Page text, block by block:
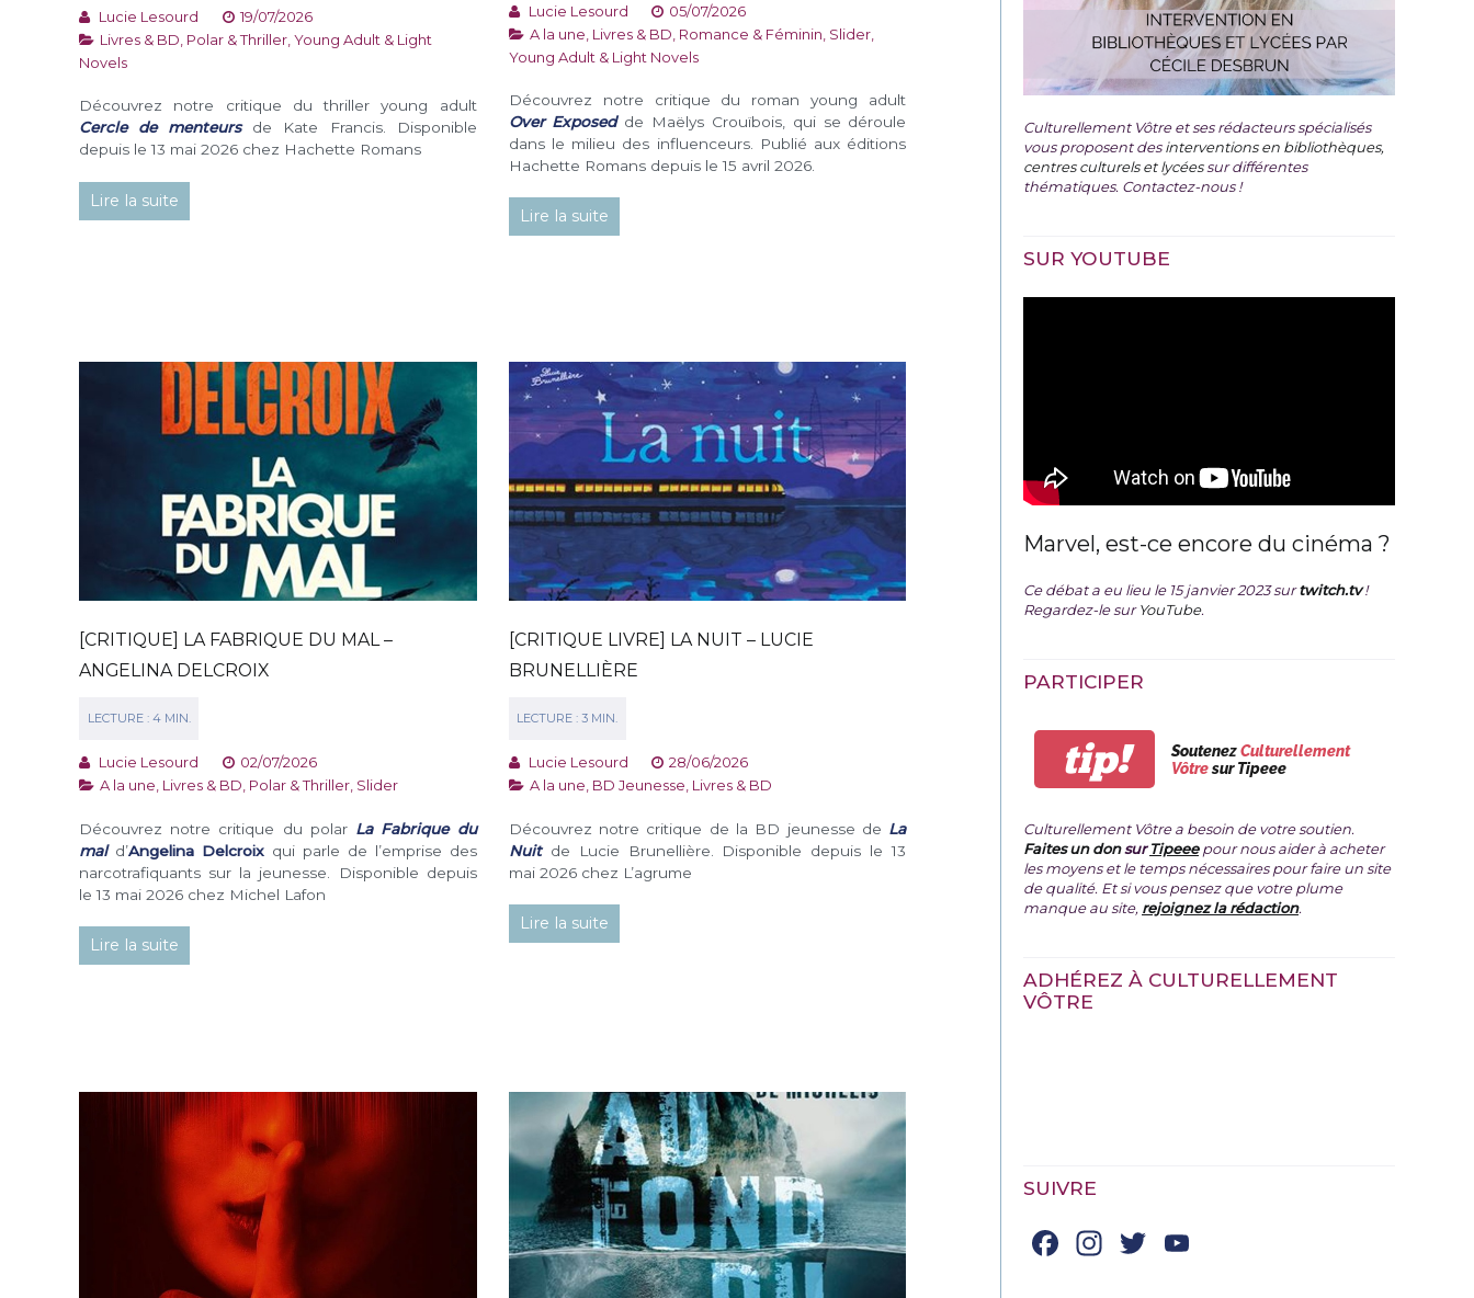
Lucie Lesourd
19/07/2026
Livres & BD Polar & Thriller Young Adult & Light
Novels
Découvrez notre critique du thriller young adult
Cercle de menteursde Kate Francis. Disponible
depuis le 13 mai 2026 chez Hachette Romans
Lire la suite
Lucie Lesourd
05/07/2026
A la une Livres & BD Romance & Féminin Slider,
Young Adult & Light Novels
Découvrez notre critique du roman young adult
Over Exposedde Maëlys Crouïbois, qui se déroule
dans le milieu des influenceurs. Publié aux éditions
Hachette Romans depuis le 15 avril 2026.
Lire la suite
[CRITIQUE] LA FABRIQUE DU MAL –
ANGELINA DELCROIX
Lucie Lesourd
02/07/2026
A la une Livres & BD Polar & Thriller Slider
Découvrez notre critique du polar La Fabrique du
mal d’Angelina Delcroixqui parle de l’emprise des
narcotrafiquants sur la jeunesse. Disponible depuis
le 13 mai 2026 chez Michel Lafon
Lire la suite
[CRITIQUE LIVRE] LA NUIT – LUCIE
BRUNELLIÈRE
Lucie Lesourd
28/06/2026
A la une BD Jeunesse Livres & BD
Découvrez notre critique de la BD jeunesse de La
Nuit de Lucie Brunellière. Disponible depuis le 13
mai 2026 chez L’agrume
Lire la suite
Culturellement Vôtre et ses rédacteurs spécialisés
vous proposent desinterventions en bibliothèques,
centres culturels et lycéessur différentes
thématiques. Contactez-nous !
SUR YOUTUBE
Marvel, est-ce encore du cinéma ?
Ce débat a eu lieu le 15 janvier 2023 surtwitch.tv !
Regardez-le surYouTube.
PARTICIPER
tip! SoutenezCulturellement
Vôtresur Tipeee
Culturellement Vôtre a besoin de votre soutien.
Faites un donsurTipeeepour nous aider à acheter
les moyens et le temps nécessaires pour faire un site
de qualité. Et si vous pensez que votre plume
manque au site, rejoignez la rédaction.
ADHÉREZ À CULTURELLEMENT
VÔTRE
SUIVRE
Facebook
Instagram
Twitter